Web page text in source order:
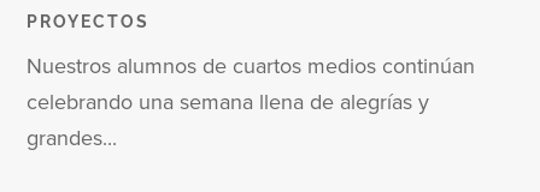
PROYECTOS
Nuestros alumnos de cuartos medios continúan
celebrando una semana llena de alegrías y
grandes...